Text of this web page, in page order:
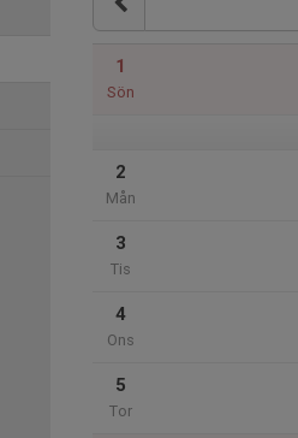
1
Sön
2
Mån
3
Tis
4
Ons
5
Tor